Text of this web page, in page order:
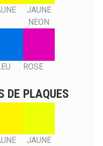
JAUNE
NEON
ROSE
DE PLAQUES
JAUNE